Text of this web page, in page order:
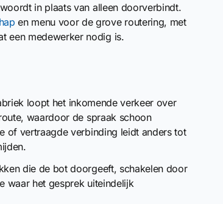
in plaats van alleen doorverbindt.
en menu voor de grove routering, met
een medewerker nodig is.
loopt het inkomende verkeer over
waardoor de spraak schoon
of vertraagde verbinding leidt anders tot
die de bot doorgeeft, schakelen door
waar het gesprek uiteindelijk